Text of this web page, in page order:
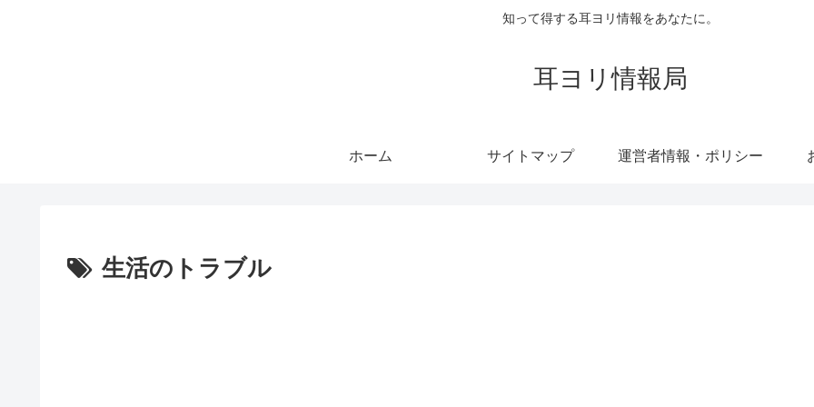
知って得する耳ヨリ情報をあなたに。
耳ヨリ情報局
ホーム サイトマップ 運営者情報・ポリシー
生活のトラブル